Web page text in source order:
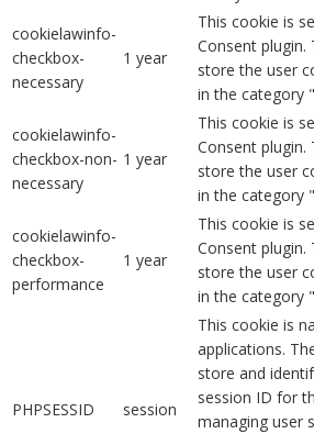
cookielawinfo-
checkbox-
necessary
1 year
This cookie is
Consent plugin.
store the user
in the category
cookielawinfo-
checkbox-non-
necessary
1 year
This cookie is
Consent plugin.
store the user
in the category
cookielawinfo-
checkbox-
performance
1 year
This cookie is
Consent plugin.
store the user
in the category
PHPSESSID session
This cookie is
applications.
store and
session ID for
managing user